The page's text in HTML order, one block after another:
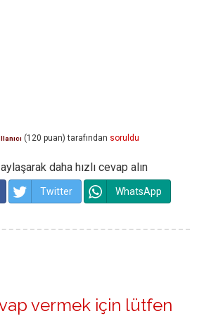
(120 puan) tarafından soruldu
daha hızlı cevap alın
Twitter WhatsApp
vermek için lütfen